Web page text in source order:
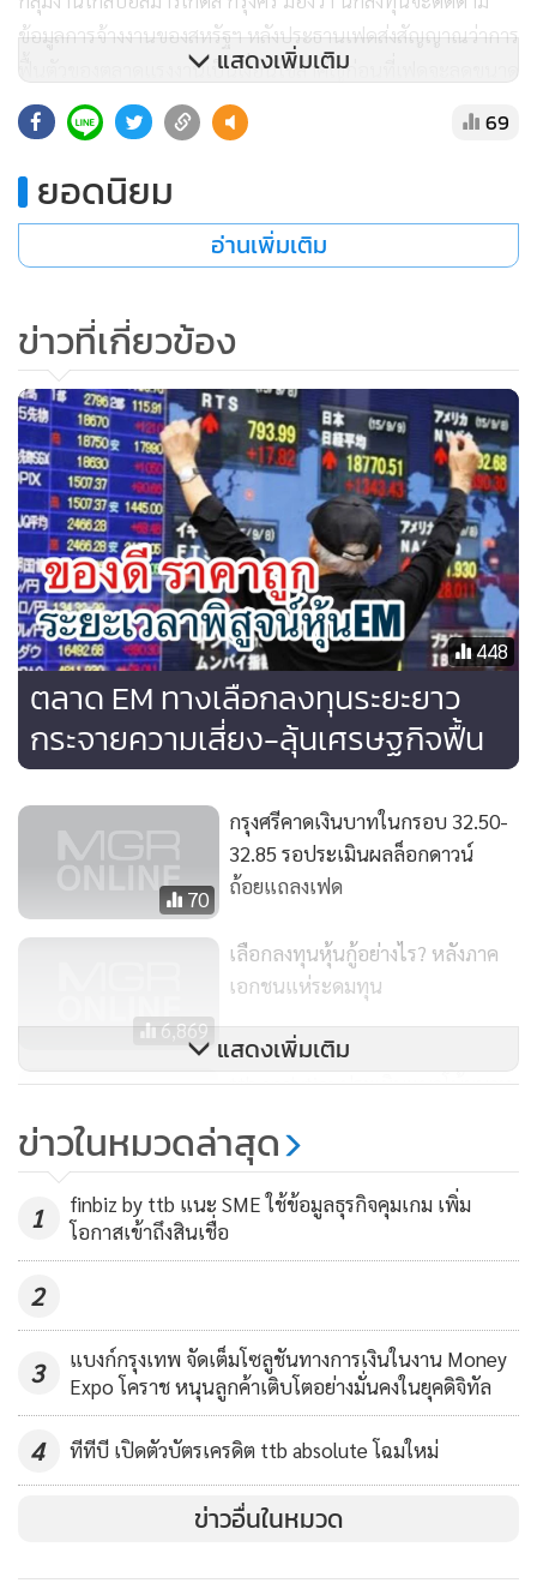
ข้อมูลการจ้างงานของสหรัฐฯ หลังประธานเฟดส่งสัญญาณว่าการ
ฟื้นตัวของตลาดแรงงานเป็นเงื่อนไขสำคัญก่อนที่เฟดจะลดขนาด
มาตรการกระตุ้นเศรษฐกิจ อนึ่ง จากท่าทีล่าสุดของเฟด กรุงศรี
คาดว่ามีความเป็นไปได้น้อยลงที่เฟดจะปรับลดมาตรการเข้าซื้อ
ตราสารทางการเงินในการประชุมเดือนกันยายน ส่วนตัวเลขจ้าง
งานนอกภาคเกษตรเดือนกรกฎาคมจะต้องออกมาสูงเกินคาด ค่า
เงินดอลลาร์ในตลาดโลกและอัตราผลตอบแทนพันธบัตรสหรัฐฯ
ความสนใจกับผลการประชุมธนาคารกลางออสเตรเลียและ
ธนาคารกลางอังกฤษในสัปดาห์นี้เช่นกัน
สำหรับปัจจัยภายในประเทศ คาดว่าคณะกรรมการนโยบายการ
เงิน (กนง.) จะมีมติคงอัตราดอกเบี้ยไว้ที่ระดับต่ำสุดเป็น
ความกังวลต่อความเสี่ยงด้านขาลงของเศรษฐกิจไทยที่เปิดกว้าง
มากขึ้นท่ามกลางการแพร่ระบาดที่มีแนวโน้มรุนแรงยืดเยื้อ การ
ขยายมาตรการควบคุมโรคและผลกระทบต่อเศรษฐกิจโดยเฉพาะ
ความเปราะบางของตลาดแรงงาน รวมถึงการฉีดวัคซีนที่ช้ากว่า
ถึงอุปสงค์ภายในที่อ่อนแอ
แสดงเพิ่มเติม
69
ยอดนิยม
อ่านเพิ่มเติม
ข่าวที่เกี่ยวข้อง
448
ตลาด EM ทางเลือกลงทุนระยะยาว
กระจายความเสี่ยง-ลุ้นเศรษฐกิจฟื้น
70
กรุงศรีคาดเงินบาทในกรอบ 32.50-
32.85 รอประเมินผลล็อกดาวน์
ถ้อยแถลงเฟด
6,869
เลือกลงทุนหุ้นกู้อย่างไร? หลังภาค
เอกชนแห่ระดมทุน
1,000
ttb analytics ประเมินแนวโน้มบาท
แสดงเพิ่มเติม
ข่าวในหมวดล่าสุด
1
finbiz by ttb แนะ SME ใช้ข้อมูลธุรกิจคุมเกม เพิ่ม
โอกาสเข้าถึงสินเชื่อ
2
3
แบงก์กรุงเทพ จัดเต็มโซลูชันทางการเงินในงาน Money
Expo โคราช หนุนลูกค้าเติบโตอย่างมั่นคงในยุคดิจิทัล
4 ทีทีบี เปิดตัวบัตรเครดิต ttb absolute โฉมใหม่
ข่าวอื่นในหมวด